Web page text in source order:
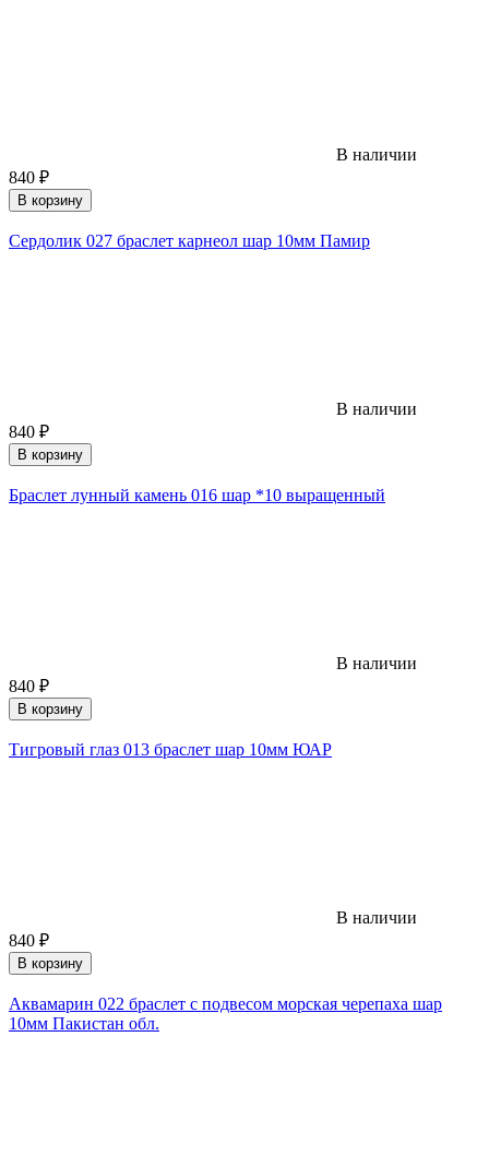
В наличии
840 ₽
В корзину
Сердолик 027 браслет карнеол шар 10мм Памир
В наличии
840 ₽
В корзину
Браслет лунный камень 016 шар *10 выращенный
В наличии
840 ₽
В корзину
Тигровый глаз 013 браслет шар 10мм ЮАР
В наличии
840 ₽
В корзину
Аквамарин 022 браслет с подвесом морская черепаха шар
10мм Пакистан обл.